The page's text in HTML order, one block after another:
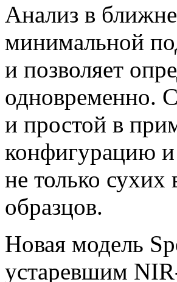
Анализ в
минимальной
и позволяет
одновременно.
и простой в
конфигурацию и
не только
образцов.
Новая модель
устаревшим